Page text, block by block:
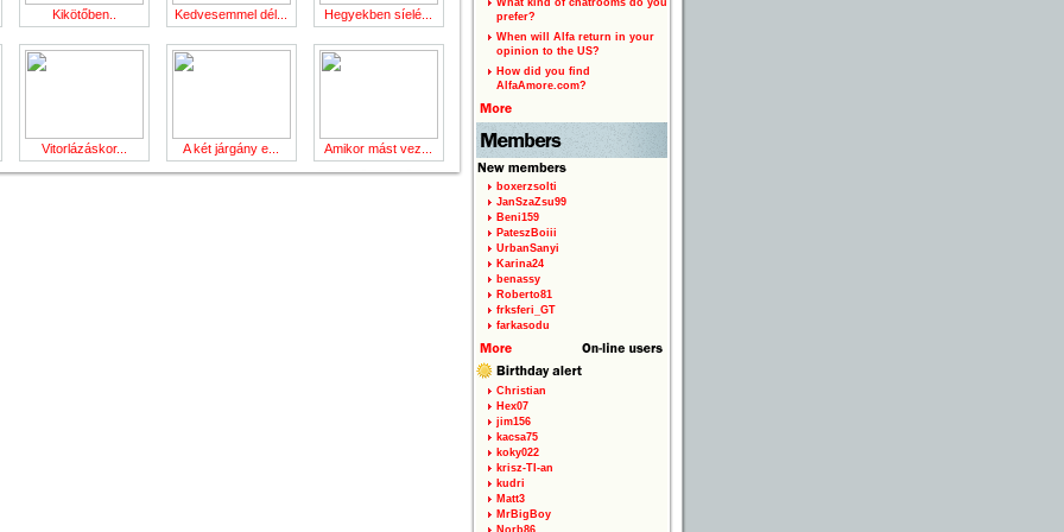
Kikötőben.. Kedvesemmel dél... Hegyekben síelé...
Vitorlázáskor... A két járgány e... Amikor mást vez...
What kind of chatrooms do you
prefer?
When will Alfa return in your
opinion to the US?
How did you find
AlfaAmore.com?
boxerzsolti
JanSzaZsu99
Beni159
PateszBoiii
UrbanSanyi
Karina24
benassy
Roberto81
frksferi_GT
farkasodu
Christian
Hex07
jim156
kacsa75
koky022
krisz-TI-an
kudri
Matt3
MrBigBoy
Norb86